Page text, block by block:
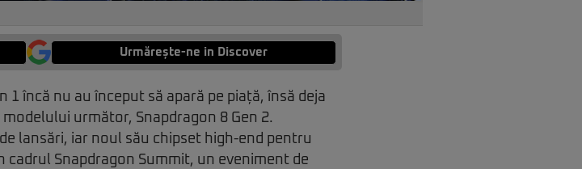
Urmărește-ne in Discover
1 încă nu au început să apară pe piață, însă deja
următor, Snapdragon 8 Gen 2.
lansări, iar noul său chipset high-end pentru
Snapdragon Summit, un eveniment de